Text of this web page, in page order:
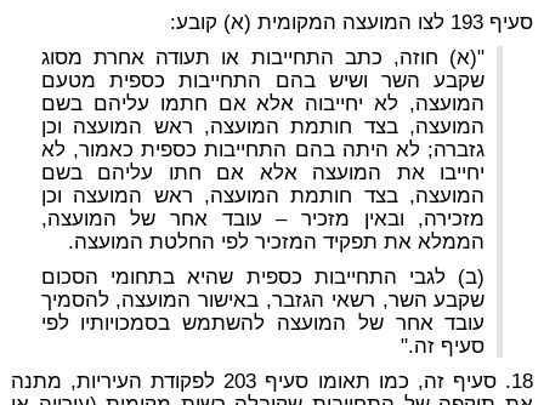
סעיף 193 לצו המועצה המקומית (א) קובע:
"(א) חוזה, כתב התחייבות או תעודה אחרת מסוג
שקבע השר ושיש בהם התחייבות כספית מטעם
המועצה, לא יחייבוה אלא אם חתמו עליהם בשם
המועצה, בצד חותמת המועצה, ראש המועצה וכן
גזברה; לא היתה בהם התחייבות כספית כאמור, לא
יחייבו את המועצה אלא אם חתו עליהם בשם
המועצה, בצד חותמת המועצה, ראש המועצה וכן
מזכירה, ובאין מזכיר – עובד אחר של המועצה,
הממלא את תפקיד המזכיר לפי החלטת המועצה.
(ב) לגבי התחייבות כספית שהיא בתחומי הסכום
שקבע השר, רשאי הגזבר, באישור המועצה, להסמיך
עובד אחר של המועצה להשתמש בסמכויותיו לפי
סעיף זה."
18. סעיף זה, כמו תאומו סעיף 203 לפקודת העיריות, מתנה